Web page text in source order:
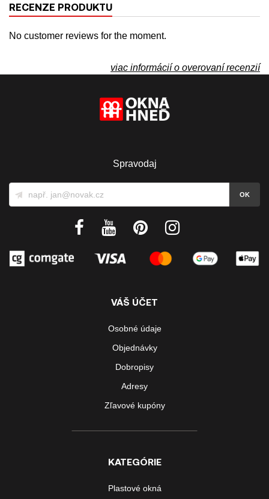
RECENZE PRODUKTU
No customer reviews for the moment.
viac informácií o overovaní recenzií
Spravodaj
VÁŠ ÚČET
Osobné údaje
Objednávky
Dobropisy
Adresy
Zľavové kupóny
KATEGÓRIE
Plastové okná